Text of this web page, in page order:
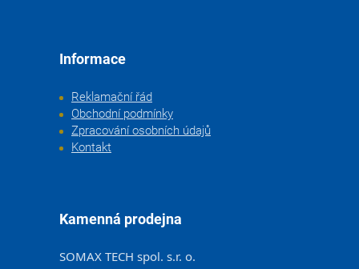
Informace
Reklamační řád
Obchodní podmínky
Zpracování osobních údajů
Kontakt
Kamenná prodejna
SOMAX TECH spol. s.r. o.